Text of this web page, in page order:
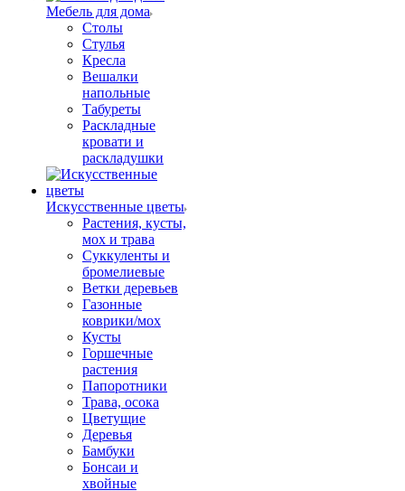
Мебель для дома
Столы
Стулья
Кресла
Вешалки
напольные
Табуреты
Раскладные
кровати и
раскладушки
Искусственные цветы
Растения, кусты,
мох и трава
Суккуленты и
бромелиевые
Ветки деревьев
Газонные
коврики/мох
Кусты
Горшечные
растения
Папоротники
Трава, осока
Цветущие
Деревья
Бамбуки
Бонсаи и
хвойные